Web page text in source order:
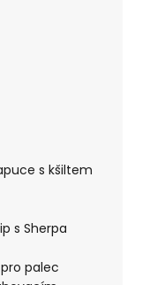
s kšiltem
s Sherpa
palec